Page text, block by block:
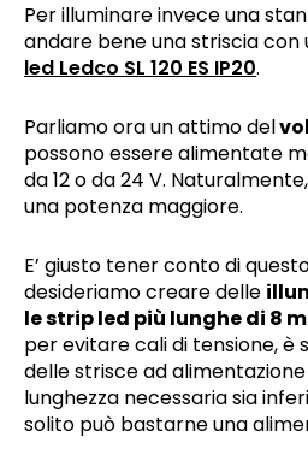
Per illuminare invece una
andare bene una striscia con
led Ledco SL 120 ES IP20.
Parliamo ora un attimo del
possono essere alimentate
da 12 o da 24 V.
una potenza maggiore.
E’ giusto tener conto di
desideriamo creare delle
le strip led più lunghe di 8
per evitare cali di tensione, è
delle strisce ad alimentazione
lunghezza necessaria sia
solito può bastarne una